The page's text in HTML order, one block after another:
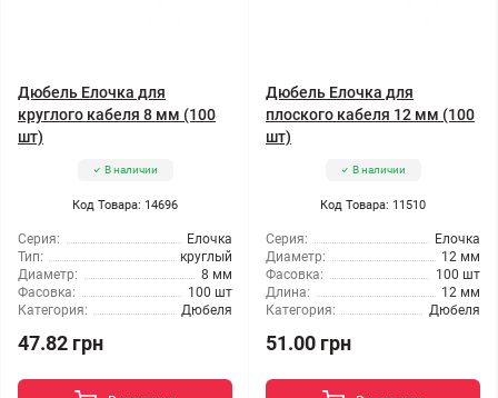
Дюбель Елочка для
круглого кабеля 8 мм (100
шт)
В наличии
Код Товара: 14696
Серия:
Елочка
Тип:
круглый
Диаметр:
8 мм
Фасовка:
100 шт
Категория:
Дюбеля
47.82 грн
Дюбель Елочка для
плоского кабеля 12 мм (100
шт)
В наличии
Код Товара: 11510
Серия:
Елочка
Диаметр:
12 мм
Фасовка:
100 шт
Длина:
12 мм
Категория:
Дюбеля
51.00 грн